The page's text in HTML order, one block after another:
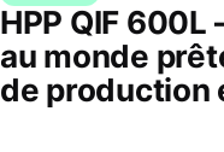
HPP QIF 600L
au monde
de production